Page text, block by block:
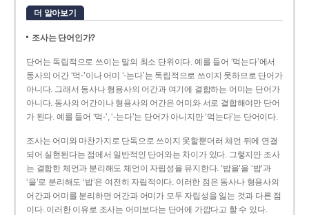
더 알아보기
조사는 단어인가?
단어는 독립적으로 쓰이는 말의 최소 단위이다. 예를 들어 ‘먹는다’에서
동사의 어간 ‘먹-­’이나 어미 ‘­-는다’는 독립적으로 쓰이지 못하므로 단어가
아니다. 그래서 동사나 형용사의 어간과 여기에 결합하는 어미는 단어가
아니다. 동사의 어간이나 형용사의 어간은 어미와 서로 결합해야만 단어
가 된다. 예를 들어 ‘먹-’, ‘-는다’는 단어가 아니지만 ‘먹는다’는 단어이다.
조사는 어미와 마찬가지로 단독으로 쓰이지 못할뿐더러 체언 뒤에 연결
되어 실현된다는 점에서 일반적인 단어와는 차이가 있다. 그렇지만 조사
는 결합한 체언과 분리해도 체언이 자립성을 유지한다. ‘밥을’을 ‘밥’과
‘을’로 분리해도 ‘밥’은 여전히 자립적이다. 이러한 점은 동사나 형용사의
어간과 어미를 분리하면 어간과 어미가 모두 자립성을 잃는 것과 다른 점
이다. 이러한 이유로 조사는 어미보다는 단어에 가깝다고 할 수 있다.